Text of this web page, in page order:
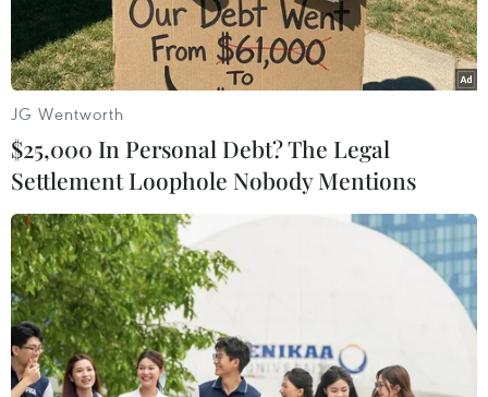
Vàng trang sức được bày bán tại tiệm kim hoàn ở Erbil, Iraq.
(Ảnh: THX/TTXVN)
JG Wentworth
$25,000 In Personal Debt? The Legal
Settlement Loophole Nobody Mentions